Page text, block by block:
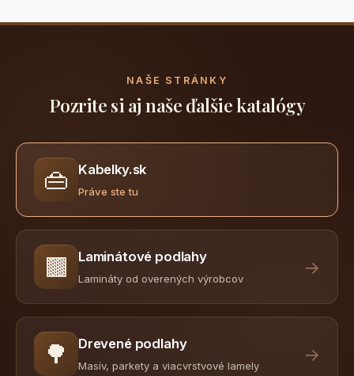
NAŠE STRÁNKY
Pozrite si aj naše ďalšie katalógy
👜 Kabelky.sk
Práve ste tu
🟫 Laminátové podlahy
Lamináty od overených výrobcov
→
🌳 Drevené podlahy
Masív, parkety a viacvrstvové lamely
→